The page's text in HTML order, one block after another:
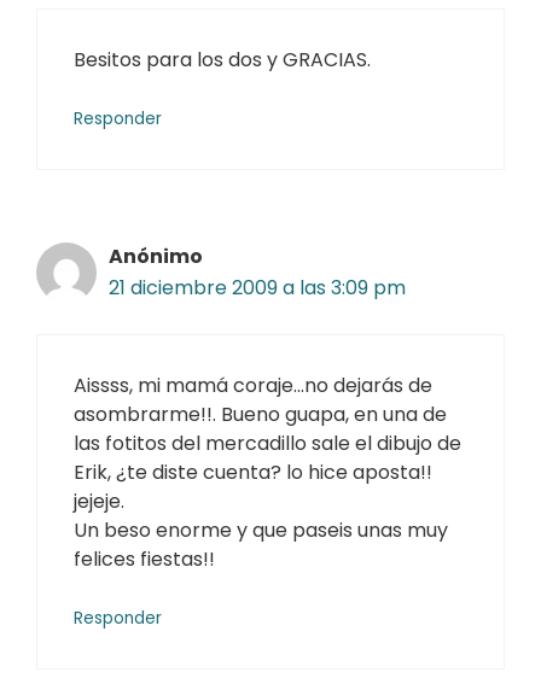
Besitos para los dos y GRACIAS.
Responder
Anónimo
21 diciembre 2009 a las 3:09 pm
Aissss, mi mamá coraje…no dejarás de
asombrarme!!. Bueno guapa, en una de
las fotitos del mercadillo sale el dibujo de
Erik, ¿te diste cuenta? lo hice aposta!!
jejeje.
Un beso enorme y que paseis unas muy
felices fiestas!!
Responder